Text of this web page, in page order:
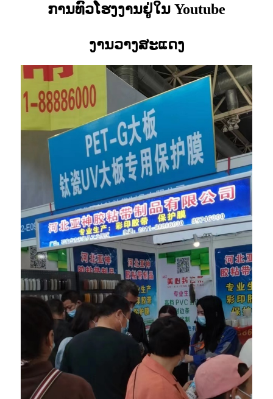
ການທົວໂຮງງານຢູ່ໃນ Youtube
ງານວາງສະແດງ